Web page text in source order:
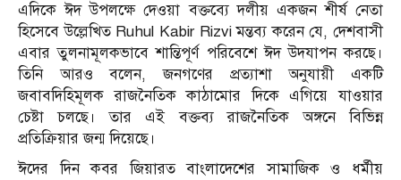
এদিকে ঈদ উপলক্ষে দেওয়া বক্তব্যে দলীয় একজন শীর্ষ নেতা
হিসেবে উল্লেখিত Ruhul Kabir Rizviমন্তব্য করেন যে, দেশবাসী
এবার তুলনামূলকভাবে শান্তিপূর্ণ পরিবেশে ঈদ উদযাপন করছে।
তিনি আরও বলেন, জনগণের প্রত্যাশা অনুযায়ী একটি
জবাবদিহিমূলক রাজনৈতিক কাঠামোর দিকে এগিয়ে যাওয়ার
চেষ্টা চলছে। তার এই বক্তব্য রাজনৈতিক অঙ্গনে বিভিন্ন
প্রতিক্রিয়ার জন্ম দিয়েছে।
ঈদের দিন কবর জিয়ারত বাংলাদেশের সামাজিক ও ধর্মীয়